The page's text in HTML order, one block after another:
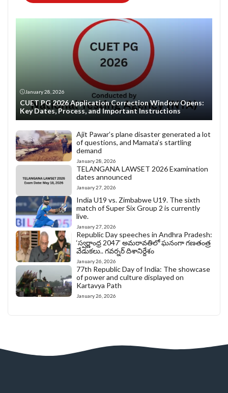
January 28, 2026
CUET PG 2026 Application Correction Window Opens:
Key Dates, Process, and Important Instructions
Ajit Pawar’s plane disaster generated a lot
of questions, and Mamata’s startling
demand
January 28, 2026
TELANGANA LAWSET 2026 Examination
dates announced
January 27, 2026
India U19 vs. Zimbabwe U19. The sixth
match of Super Six Group 2 is currently
live.
January 27, 2026
Republic Day speeches in Andhra Pradesh:
‘స్వర్ణాంధ్ర 2047’ అమరావతిలో ఘనంగా గణతంత్ర
వేడుకలు.. గవర్నర్ దిశానిర్దేశం
January 26, 2026
77th Republic Day of India: The showcase
of power and culture displayed on
Kartavya Path
January 26, 2026